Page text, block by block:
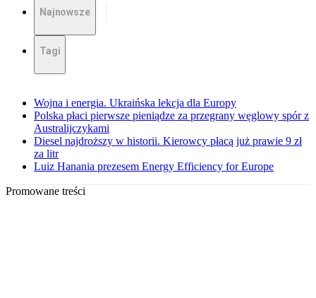
Najnowsze
Tagi
Wojna i energia. Ukraińska lekcja dla Europy
Polska płaci pierwsze pieniądze za przegrany węglowy spór z
Australijczykami
Diesel najdroższy w historii. Kierowcy płacą już prawie 9 zł
za litr
Luiz Hanania prezesem Energy Efficiency for Europe
Promowane treści